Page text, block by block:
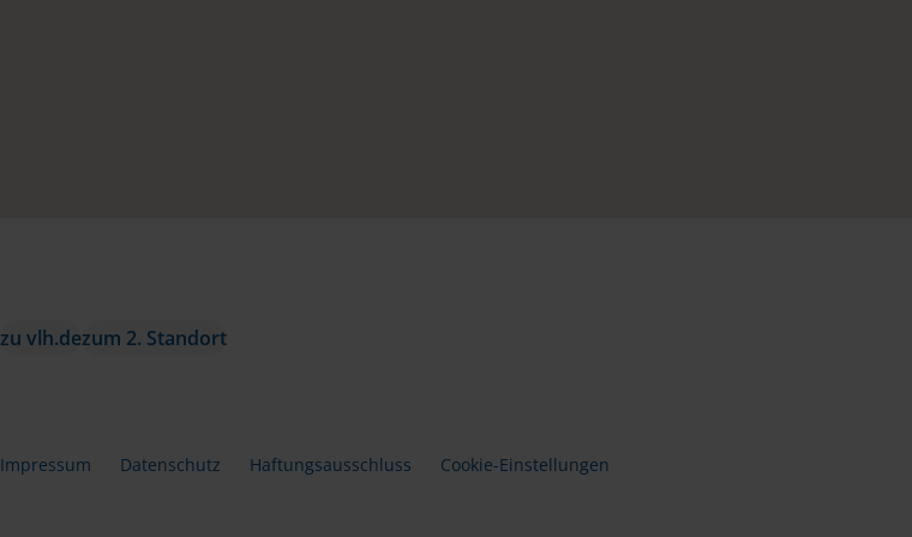
zu vlh.dezum 2. Standort
Impressum Datenschutz Haftungsausschluss Cookie-Einstellungen